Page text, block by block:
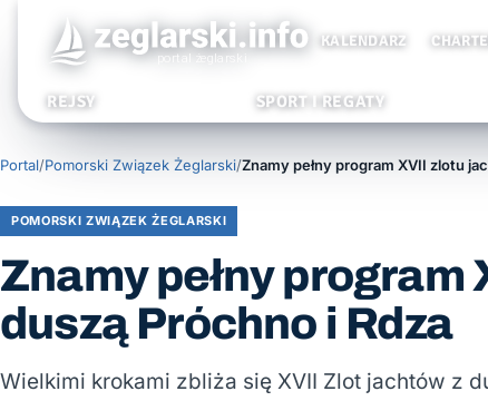
KALENDARZ
REJSY SPORT I REGATY
Portal/Pomorski Związek Żeglarski/
POMORSKI ZWIĄZEK ŻEGLARSKI
Znamy pełny program
duszą Próchno i Rdza
Wielkimi krokami zbliża się XVII Zlot jachtów z